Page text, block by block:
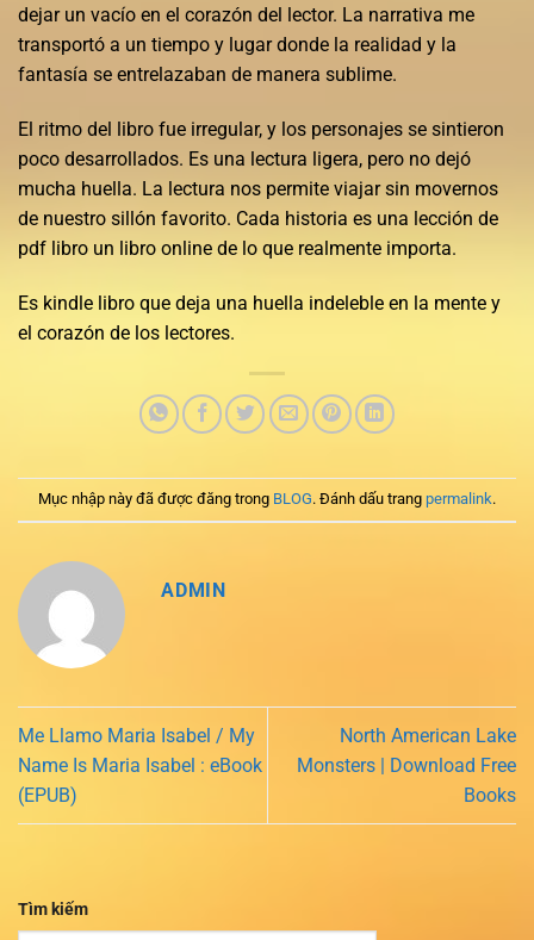
dejar un vacío en el corazón del lector. La narrativa me
transportó a un tiempo y lugar donde la realidad y la
fantasía se entrelazaban de manera sublime.
El ritmo del libro fue irregular, y los personajes se sintieron
poco desarrollados. Es una lectura ligera, pero no dejó
mucha huella. La lectura nos permite viajar sin movernos
de nuestro sillón favorito. Cada historia es una lección de
pdf libro un libro online​ de lo que realmente importa.
Es kindle libro que deja una huella indeleble en la mente y
el corazón de los lectores.
Mục nhập này đã được đăng trong BLOG. Đánh dấu trang permalink.
ADMIN
Me Llamo Maria Isabel / My
Name Is Maria Isabel : eBook
(EPUB)
North American Lake
Monsters | Download Free
Books
Tìm kiếm